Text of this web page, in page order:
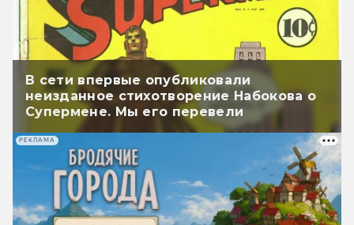
В сети впервые опубликовали
неизданное стихотворение Набокова о
Супермене. Мы его перевели
РЕКЛАМА